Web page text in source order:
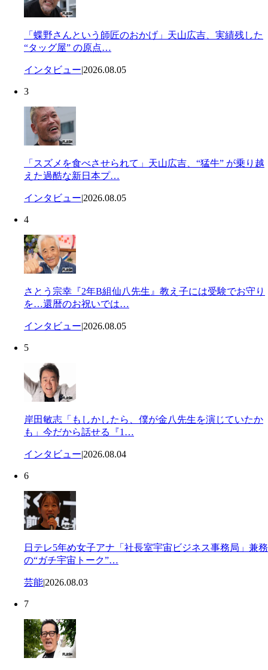
「蝶野さんという師匠のおかげ」天山広吉、実績残した
“タッグ屋” の原点…
インタビュー|2026.08.05
3
「スズメを食べさせられて」天山広吉、“猛牛” が乗り越
えた過酷な新日本プ…
インタビュー|2026.08.05
4
さとう宗幸『2年B組仙八先生』教え子には受験でお守り
を…還暦のお祝いでは…
インタビュー|2026.08.05
5
岸田敏志「もしかしたら、僕が金八先生を演じていたか
も」今だから話せる『1…
インタビュー|2026.08.04
6
日テレ5年め女子アナ「社長室宇宙ビジネス事務局」兼務
の“ガチ宇宙トーク”…
芸能|2026.08.03
7